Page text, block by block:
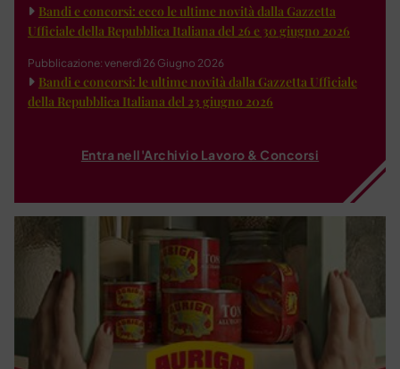
Bandi e concorsi: ecco le ultime novità dalla Gazzetta
Ufficiale della Repubblica Italiana del 26 e 30 giugno 2026
Pubblicazione: venerdì 26 Giugno 2026
Bandi e concorsi: le ultime novità dalla Gazzetta Ufficiale
della Repubblica Italiana del 23 giugno 2026
Entra nell'Archivio Lavoro & Concorsi